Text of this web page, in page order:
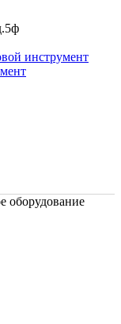
инструмент
оборудование